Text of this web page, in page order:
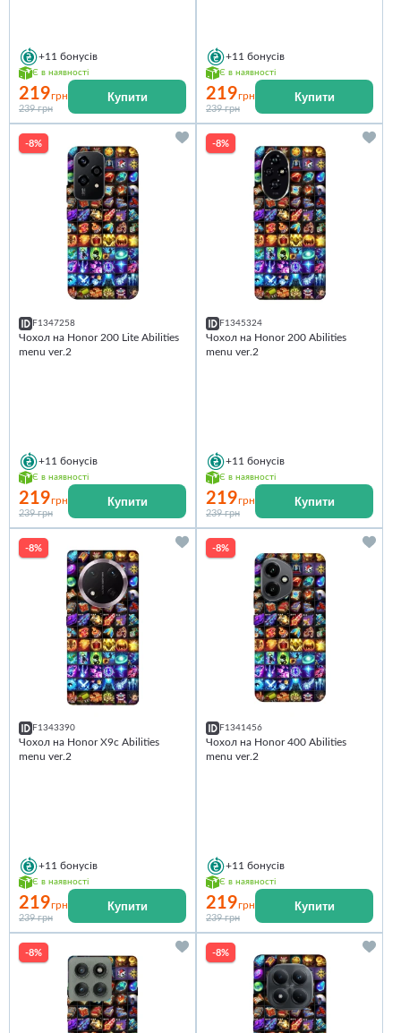
+11 бонусів
Є в наявності
219грн
239 грн
Купити
+11 бонусів
Є в наявності
219грн
239 грн
Купити
-8%
F1347258
Чохол на Honor 200 Lite Abilities
menu ver.2
+11 бонусів
Є в наявності
219грн
239 грн
Купити
-8%
F1345324
Чохол на Honor 200 Abilities
menu ver.2
+11 бонусів
Є в наявності
219грн
239 грн
Купити
-8%
F1343390
Чохол на Honor X9c Abilities
menu ver.2
+11 бонусів
Є в наявності
219грн
239 грн
Купити
-8%
F1341456
Чохол на Honor 400 Abilities
menu ver.2
+11 бонусів
Є в наявності
219грн
239 грн
Купити
-8% -8%